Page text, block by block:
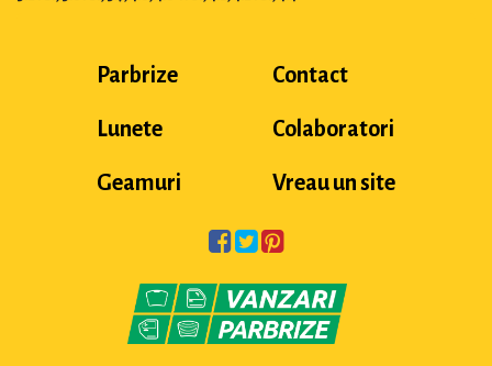
Parbrize
Lunete
Geamuri
Contact
Colaboratori
Vreau un site